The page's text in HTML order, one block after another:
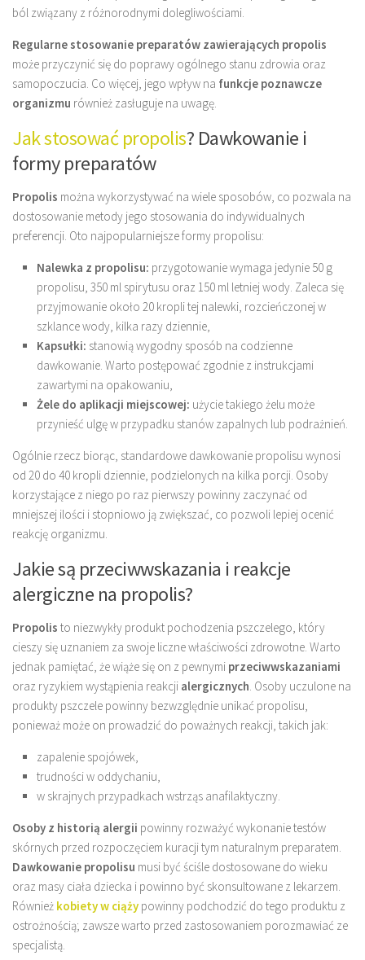
ból związany z różnorodnymi dolegliwościami.
Regularne stosowanie preparatów zawierających propolis
może przyczynić się do poprawy ogólnego stanu zdrowia oraz
samopoczucia. Co więcej, jego wpływ na funkcje poznawcze
organizmu również zasługuje na uwagę.
Jak stosować propolis? Dawkowanie i
formy preparatów
Propolis można wykorzystywać na wiele sposobów, co pozwala na
dostosowanie metody jego stosowania do indywidualnych
preferencji. Oto najpopularniejsze formy propolisu:
Nalewka z propolisu: przygotowanie wymaga jedynie 50 g
propolisu, 350 ml spirytusu oraz 150 ml letniej wody. Zaleca się
przyjmowanie około 20 kropli tej nalewki, rozcieńczonej w
szklance wody, kilka razy dziennie,
Kapsułki: stanowią wygodny sposób na codzienne
dawkowanie. Warto postępować zgodnie z instrukcjami
zawartymi na opakowaniu,
Żele do aplikacji miejscowej: użycie takiego żelu może
przynieść ulgę w przypadku stanów zapalnych lub podrażnień.
Ogólnie rzecz biorąc, standardowe dawkowanie propolisu wynosi
od 20 do 40 kropli dziennie, podzielonych na kilka porcji. Osoby
korzystające z niego po raz pierwszy powinny zaczynać od
mniejszej ilości i stopniowo ją zwiększać, co pozwoli lepiej ocenić
reakcję organizmu.
Jakie są przeciwwskazania i reakcje
alergiczne na propolis?
Propolis to niezwykły produkt pochodzenia pszczelego, który
cieszy się uznaniem za swoje liczne właściwości zdrowotne. Warto
jednak pamiętać, że wiąże się on z pewnymi przeciwwskazaniami
oraz ryzykiem wystąpienia reakcji alergicznych. Osoby uczulone na
produkty pszczele powinny bezwzględnie unikać propolisu,
ponieważ może on prowadzić do poważnych reakcji, takich jak:
zapalenie spojówek,
trudności w oddychaniu,
w skrajnych przypadkach wstrząs anafilaktyczny.
Osoby z historią alergii powinny rozważyć wykonanie testów
skórnych przed rozpoczęciem kuracji tym naturalnym preparatem.
Dawkowanie propolisu musi być ściśle dostosowane do wieku
oraz masy ciała dziecka i powinno być skonsultowane z lekarzem.
Również kobiety w ciąży powinny podchodzić do tego produktu z
ostrożnością; zawsze warto przed zastosowaniem porozmawiać ze
specjalistą.